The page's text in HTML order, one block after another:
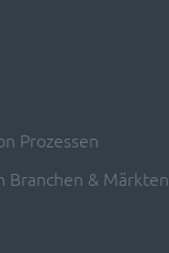
Prozessen
Branchen & Märkten